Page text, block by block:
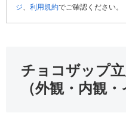
ジ、 利用規約でご確認ください。
チョコザップ
（外観・内観・